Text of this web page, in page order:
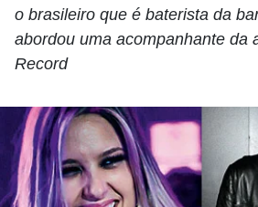
o brasileiro que é baterista da
abordou uma acompanhante da
Record